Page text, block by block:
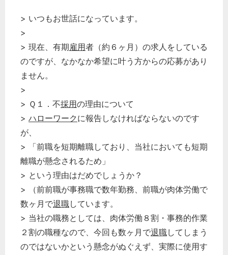
> いつもお世話になっています。
>
> 現在、有期雇用者（約６ヶ月）の求人をしている
のですが、なかなか希望に叶う方からの応募があり
ません。
>
> Ｑ１．不採用の理由について
> ハローワーク に報告しなければならないのです
が、
> 「前職を短期離職しており、当社においても短期
離職が懸念されるため」
> という理由はだめでしょうか？
> （前前職が事務職で数年勤務、前職が肉体労働で
数ヶ月で退職しています。
> 当社の職務としては、肉体労働８割・事務的作業
２割の職種なので、今回も数ヶ月で退職してしまう
のではないかという懸念がぬぐえず、実際に使用す